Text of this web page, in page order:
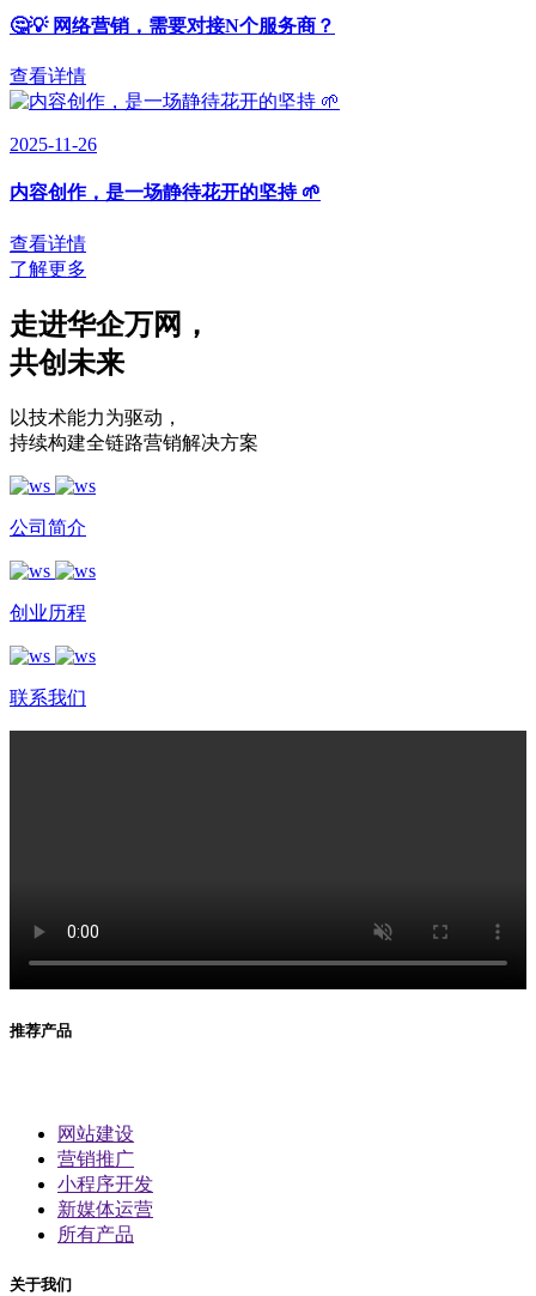
🤔💡 网络营销，需要对接N个服务商？
查看详情
2025-11-26
内容创作，是一场静待花开的坚持 🌱
查看详情
了解更多
走进华企万网 ，
共创未来
以技术能力为驱动 ，
持续构建全链路营销解决方案
公司简介
创业历程
联系我们
推荐产品
网站建设
营销推广
小程序开发
新媒体运营
所有产品
关于我们